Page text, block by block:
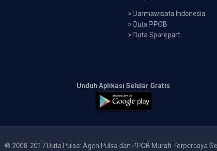
> Darmawisata Indonesia
> Duta PPOB
> Duta Sparepart
Unduh Aplikasi Selular Gratis
© 2008-2017 Duta Pulsa: Agen Pulsa dan PPOB Murah Terpercaya